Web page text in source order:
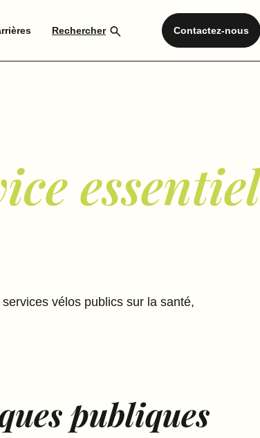
Rechercher Contactez-nous
essentiel
vélos publics sur la santé,
publiques